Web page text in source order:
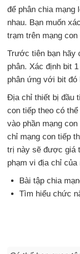
để phân chia mạng
nhau. Bạn muốn
trạm trên mạng con
Trước tiên bạn hãy
phân. Xác định bit
phân ứng với bit đó
Địa chỉ thiết bị đầu
con tiếp theo có
vào phần mạng con
chỉ mạng con tiếp
trị này sẽ được giá
phạm vi địa chỉ của
Bài tập chia
Tìm hiểu chức